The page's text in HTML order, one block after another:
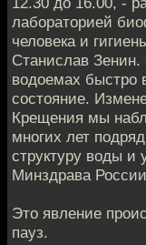
лабораторией
человека и
Станислав
водоемах быстро
состояние.
Крещения мы
многих лет
структуру воды и
Минздрава
Это явление
пауз.